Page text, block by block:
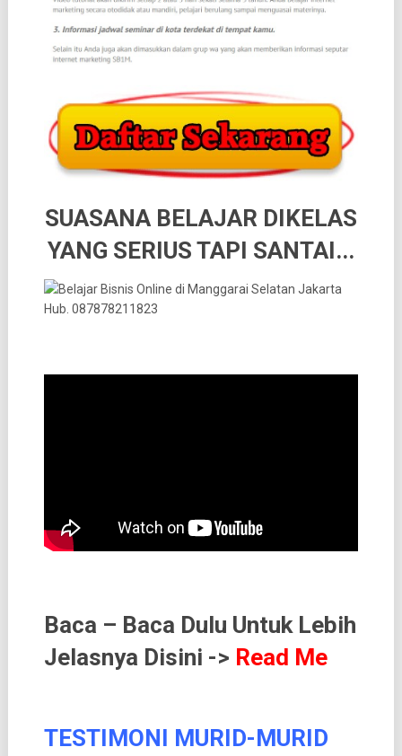
SUASANA BELAJAR DIKELAS
YANG SERIUS TAPI SANTAI...
Baca – Baca Dulu Untuk Lebih
Jelasnya Disini -> Read Me
TESTIMONI MURID-MURID